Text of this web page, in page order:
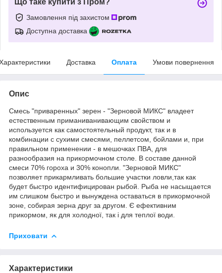
Замовлення під захистом
Доступна доставка
Доставка Оплата Умови повернення
Опис
Смесь "приваренных" зерен - "Зерновой МИКС" владеет
естественным приманиванивающим свойством и
используется как самостоятельный продукт, так и в
комбинации с сухими смесями, пеллетсом, бойлами и, при
правильном применении - в мешочках ПВА, для
разнообразия на прикормочном столе. В составе данной
смеси 70% гороха и 30% конопли. "Зерновой МИКС"
позволяет прикармливать большие участки ловли,так как
будет быстро идентифицирован рыбой. Рыба не насыщается
им слишком быстро и вынуждена оставаться в прикормочной
зоне, собирая зерна друг за другом. Є ефективним
прикормом, як для холодної, так і для теплої води.
Приховати
Характеристики